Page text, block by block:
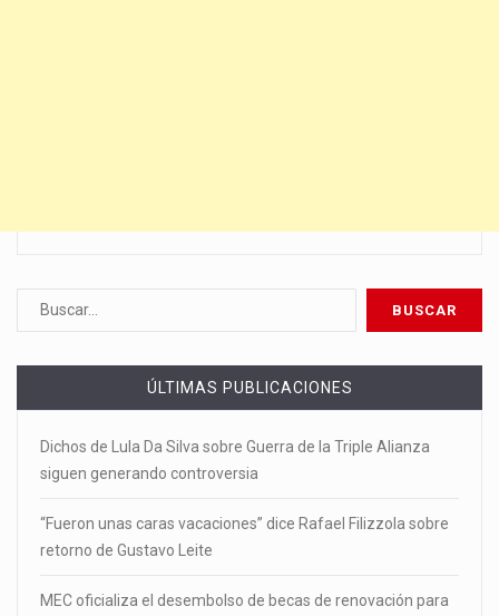
ÚLTIMAS PUBLICACIONES
Dichos de Lula Da Silva sobre Guerra de la Triple Alianza
siguen generando controversia
“Fueron unas caras vacaciones” dice Rafael Filizzola sobre
retorno de Gustavo Leite
MEC oficializa el desembolso de becas de renovación para